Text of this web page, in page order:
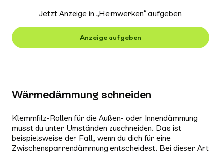
Jetzt Anzeige in „Heimwerken“ aufgeben
Anzeige aufgeben
Wärmedämmung schneiden
Klemmfilz-Rollen für die Außen- oder Innendämmung
musst du unter Umständen zuschneiden. Das ist
beispielsweise der Fall, wenn du dich für eine
Zwischensparrendämmung entscheidest. Bei dieser Art